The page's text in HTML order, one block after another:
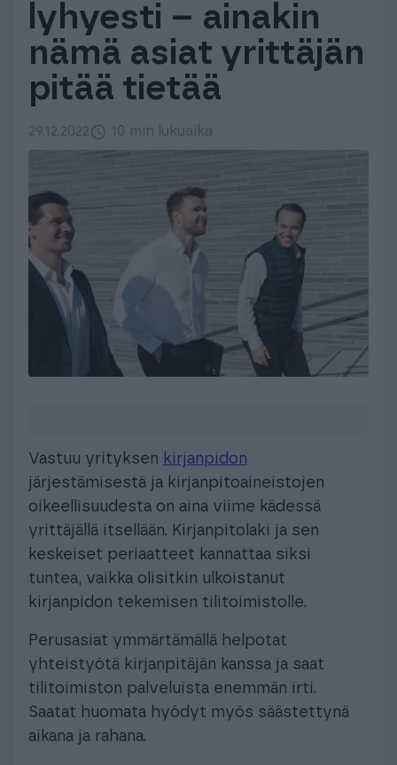
Tuki & Koulutus
Meistä & Ajankohtaista
Tilaa Procountor
Kokeile maksutta
lyhyesti – ainakin
nämä asiat yrittäjän
pitää tietää
29.12.2022 10 min lukuaika
Vastuu yrityksen kirjanpidon
järjestämisestä ja kirjanpitoaineistojen
oikeellisuudesta on aina viime kädessä
yrittäjällä itsellään. Kirjanpitolaki ja sen
keskeiset periaatteet kannattaa siksi
tuntea, vaikka olisitkin ulkoistanut
kirjanpidon tekemisen tilitoimistolle.
Perusasiat ymmärtämällä helpotat
yhteistyötä kirjanpitäjän kanssa ja saat
tilitoimiston palveluista enemmän irti.
Saatat huomata hyödyt myös säästettynä
aikana ja rahana.